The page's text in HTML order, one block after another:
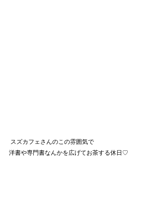
スズカフェさんのこの雰囲気で
洋書や専門書なんかを広げてお茶する休日♡